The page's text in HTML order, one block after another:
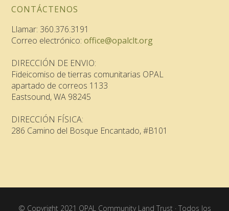
CONTÁCTENOS
Llamar: 360.376.3191
Correo electrónico:office@opalclt.org
DIRECCIÓN DE ENVIO:
Fideicomiso de tierras comunitarias OPAL
apartado de correos 1133
Eastsound, WA 98245
DIRECCIÓN FÍSICA:
286 Camino del Bosque Encantado, #B101
© Copyright 2021 OPAL Community Land Trust · Todos los